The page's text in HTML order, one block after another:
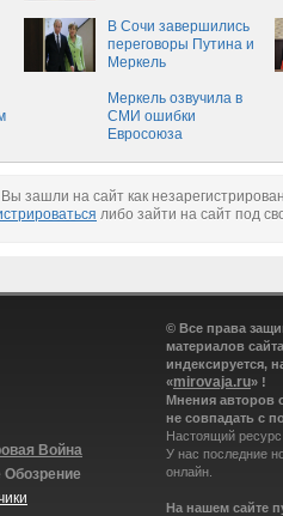
Порошенко
В Сочи завершились
переговоры Путина и
Меркель
Меркель озвучила в
СМИ ошибки
Евросоюза
зашли на сайт как
либо зайти на сайт под
Война
© Все права
материалов
индексируется,
«mirovaja.ru» !
Мнения авторов
не совпадать с
Настоящий
У нас последние
онлайн.
На нашем сайте